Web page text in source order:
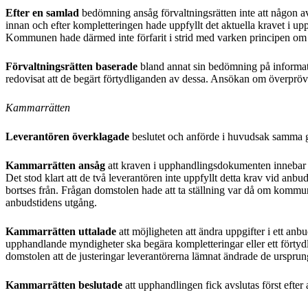
Efter en samlad bedömning ansåg förvaltningsrätten inte att någon
innan och efter kompletteringen hade uppfyllt det aktuella kravet i
Kommunen hade därmed inte förfarit i strid med varken principen
Förvaltningsrätten baserade bland annat sin bedömning på
redovisat att de begärt förtydliganden av dessa. Ansökan om
Kammarrätten
Leverantören överklagade beslutet och anförde i huvudsak samma
Kammarrätten ansåg att kraven i upphandlingsdokumenten
Det stod klart att de två leverantören inte uppfyllt detta krav vid
bortses från. Frågan domstolen hade att ta ställning var då om
anbudstidens utgång.
Kammarrätten uttalade att möjligheten att ändra uppgifter i ett
upphandlande myndigheter ska begära kompletteringar eller ett
domstolen att de justeringar leverantörerna lämnat ändrade de
Kammarrätten beslutade att upphandlingen fick avslutas först